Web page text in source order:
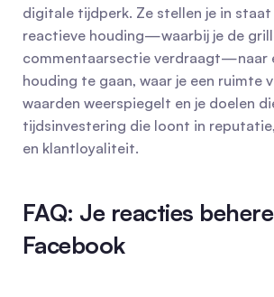
digitale tijdperk. Ze stellen je in staat
reactieve houding—waarbij je de
commentaarsectie verdraagt—naar
houding te gaan, waar je een ruimte
waarden weerspiegelt en je doelen
tijdsinvestering die loont in
en klantloyaliteit.
FAQ: Je reacties
Facebook